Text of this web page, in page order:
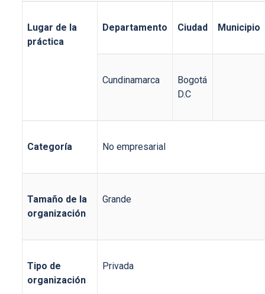
Lugar de la
práctica
Departamento Ciudad Municipio
Cundinamarca
Bogotá
D.C
Categoría No empresarial
Tamaño de la
organización
Grande
Tipo de
organización
Privada